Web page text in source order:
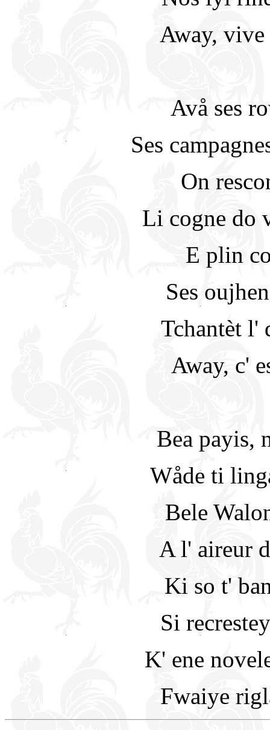
Away, vive
Avå ses
Ses
On
Li cogne do
E plin
Ses
Tchantèt l'
Away, c'
Bea payis,
Wåde ti
Bele
A l' aireur
Ki so t'
Si
K' ene
Fwaiye